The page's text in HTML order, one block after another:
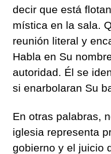
decir que está
mística en la sala.
reunión literal y
Habla en Su
autoridad. Él se
si enarbolaran Su
En otras palabras,
iglesia representa
gobierno y el juicio